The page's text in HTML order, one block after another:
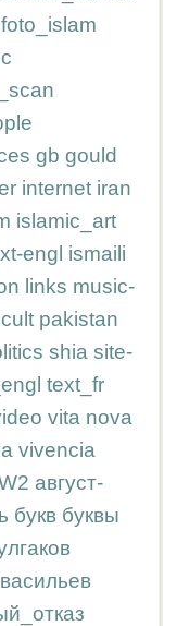
foto_islam
gb gould
internet iran
islamic_art
engl ismaili
links music-
pakistan
shia site-
text_fr
vita nova
vivencia
август-
букв буквы
васильев